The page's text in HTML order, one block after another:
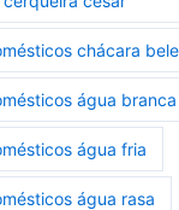
chácara
água branca
água fria
água rasa